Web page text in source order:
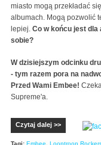
miasto mogą przekładać
albumach. Mogą pozwolić
lepiej. Co w końcu jest
sobie?
W dzisiejszym odcinku
- tym razem pora na
Przed Wami Embee!
Supreme'a.
Czytaj dalej >>